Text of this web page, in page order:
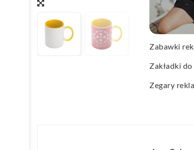
Wachlarze
Wagi
Zabawki
Zakładki
Zegary